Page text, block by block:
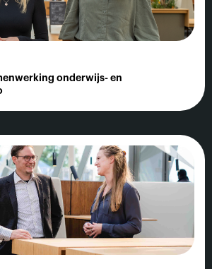
onderwijs- en